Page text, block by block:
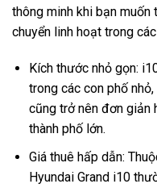
thông minh khi bạn
chuyển linh hoạt trong
Kích thước nhỏ gọn:
trong các con phố
cũng trở nên đơn giản
thành phố lớn.
Giá thuê hấp dẫn:
Hyundai Grand i10